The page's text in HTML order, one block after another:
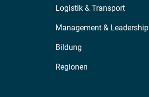
Logistik & Transport
Management & Leadership
Bildung
Regionen